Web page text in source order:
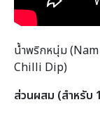
น้ำพริกหนุ่ม
Chilli Dip)
ส่วนผสม (สำหรับ